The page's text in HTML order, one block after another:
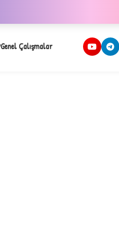
Genel Çalışmalar